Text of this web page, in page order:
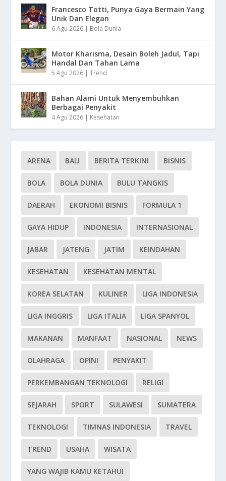
Francesco Totti, Punya Gaya Bermain Yang
Unik Dan Elegan
6 Agu 2026 | Bola Dunia
Motor Kharisma, Desain Boleh Jadul, Tapi
Handal Dan Tahan Lama
5 Agu 2026 |Trend
Bahan Alami Untuk Menyembuhkan
Berbagai Penyakit
4 Agu 2026 | Kesehatan
ARENA BALI BERITA TERKINI BISNIS
BOLA BOLA DUNIA BULU TANGKIS
DAERAH EKONOMI BISNIS FORMULA 1
GAYA HIDUP INDONESIA INTERNASIONAL
JABAR JATENG JATIM KEINDAHAN
KESEHATAN KESEHATAN MENTAL
KOREA SELATAN KULINER LIGA INDONESIA
LIGA INGGRIS LIGA ITALIA LIGA SPANYOL
MAKANAN MANFAAT NASIONAL NEWS
OLAHRAGA OPINI PENYAKIT
PERKEMBANGAN TEKNOLOGI RELIGI
SEJARAH SPORT SULAWESI SUMATERA
TEKNOLOGI TIMNAS INDONESIA TRAVEL
TREND USAHA WISATA
YANG WAJIB KAMU KETAHUI